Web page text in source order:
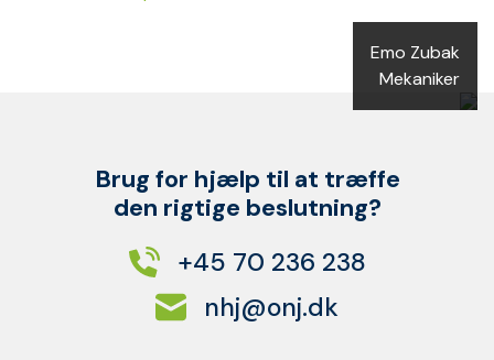
Emo Zubak
Mekaniker
Brug for hjælp til at træffe
den rigtige beslutning?
+45 70 236 238
nhj@onj.dk